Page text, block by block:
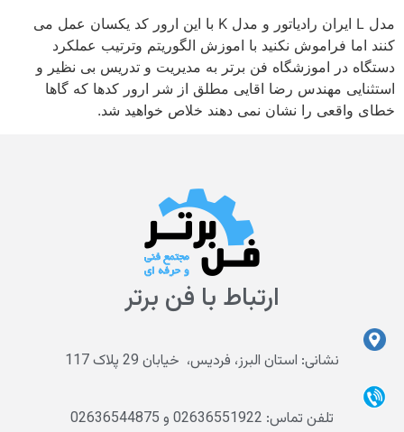
مدل L ایران رادیاتور و مدل K با این ارور کد یکسان عمل می
کنند اما فراموش نکنید با اموزش الگوریتم وترتیب عملکرد
دستگاه در اموزشگاه فن برتر به مدیریت و تدریس بی نظیر و
استثنایی مهندس رضا اقایی مطلق از شر ارور کدها که گاها
خطای واقعی را نشان نمی دهند خلاص خواهید شد.
ارتباط با فن برتر
نشانی: استان البرز، فردیس، خیابان 29 پلاک 117
تلفن تماس: 02636551922 و 02636544875